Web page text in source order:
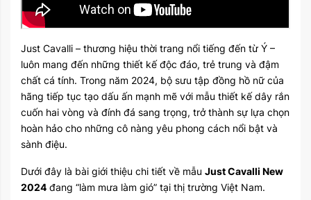
Just Cavalli – thương hiệu thời trang nổi tiếng đến từ Ý –
luôn mang đến những thiết kế độc đáo, trẻ trung và đậm
chất cá tính. Trong năm 2024, bộ sưu tập đồng hồ nữ của
hãng tiếp tục tạo dấu ấn mạnh mẽ với mẫu thiết kế dây rắn
cuốn hai vòng và đính đá sang trọng, trở thành sự lựa chọn
hoàn hảo cho những cô nàng yêu phong cách nổi bật và
sành điệu.
Dưới đây là bài giới thiệu chi tiết về mẫu Just Cavalli New
2024 đang “làm mưa làm gió” tại thị trường Việt Nam.